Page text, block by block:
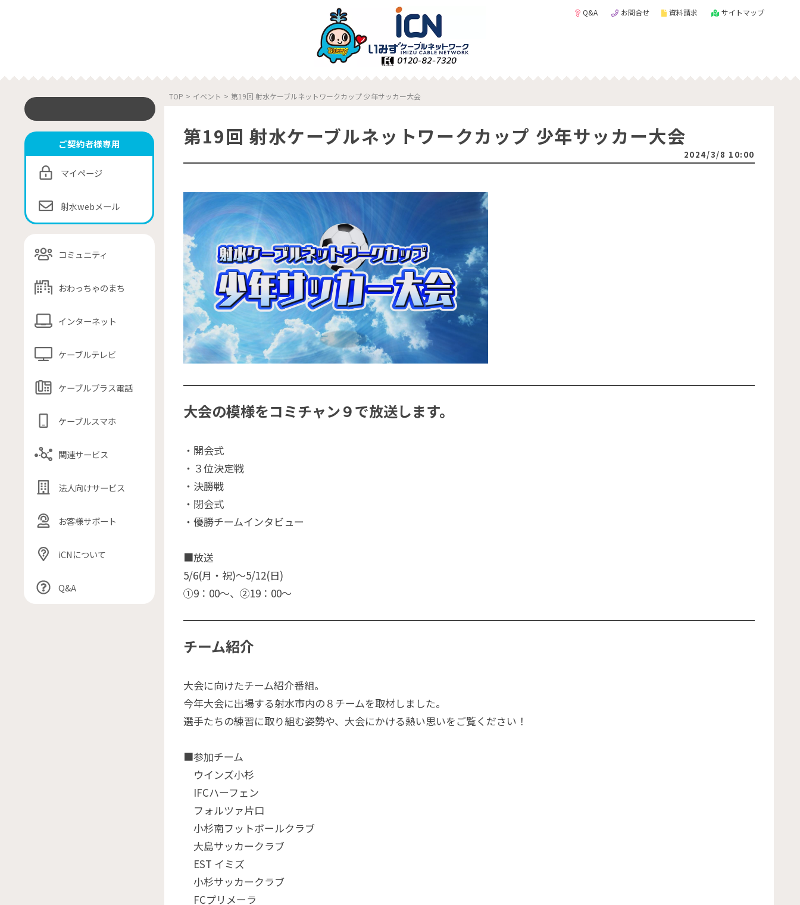
Q&A お問合せ 資料請求 サイトマップ
ご契約者様専用
マイページ
射水webメール
コミュニティ
おわっちゃのまち
インターネット
ケーブルテレビ
ケーブルプラス電話
ケーブルスマホ
関連サービス
法人向けサービス
お客様サポート
iCNについて
Q&A
TOP > イベント > 第19回 射水ケーブルネットワークカップ 少年サッカー大会
第19回 射水ケーブルネットワークカップ 少年サッカー大会
2024/3/8 10:00
大会の模様をコミチャン９で放送します。
・開会式
・３位決定戦
・決勝戦
・閉会式
・優勝チームインタビュー
■放送
5/6(月・祝)〜5/12(日)
①9：00〜、②19：00〜
チーム紹介
大会に向けたチーム紹介番組。
今年大会に出場する射水市内の８チームを取材しました。
選手たちの練習に取り組む姿勢や、大会にかける熱い思いをご覧ください！
■参加チーム
ウインズ小杉
IFCハーフェン
フォルツァ片口
小杉南フットボールクラブ
大島サッカークラブ
EST イミズ
小杉サッカークラブ
FCプリメーラ